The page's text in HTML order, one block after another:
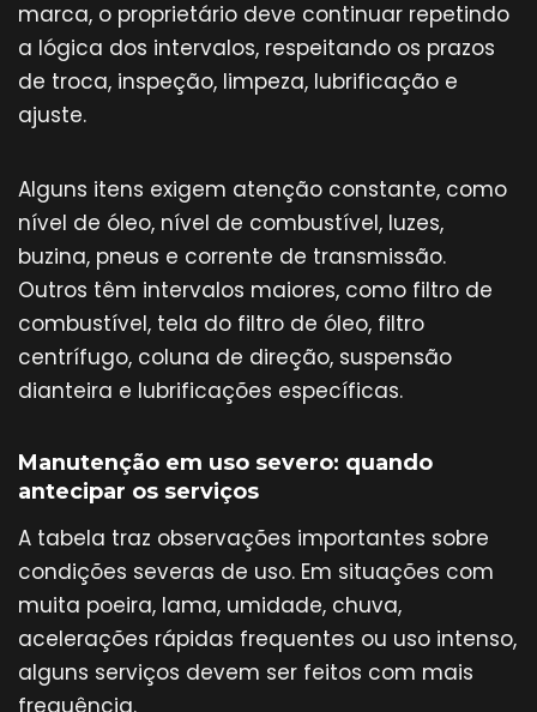
marca, o proprietário deve continuar repetindo
a lógica dos intervalos, respeitando os prazos
de troca, inspeção, limpeza, lubrificação e
ajuste.
Alguns itens exigem atenção constante, como
nível de óleo, nível de combustível, luzes,
buzina, pneus e corrente de transmissão.
Outros têm intervalos maiores, como filtro de
combustível, tela do filtro de óleo, filtro
centrífugo, coluna de direção, suspensão
dianteira e lubrificações específicas.
Manutenção em uso severo: quando
antecipar os serviços
A tabela traz observações importantes sobre
condições severas de uso. Em situações com
muita poeira, lama, umidade, chuva,
acelerações rápidas frequentes ou uso intenso,
alguns serviços devem ser feitos com mais
frequência.